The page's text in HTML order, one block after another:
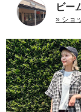
ビー
» ショ